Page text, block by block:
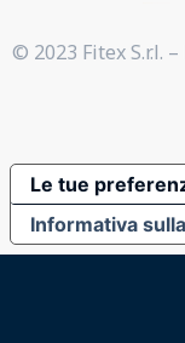
© 2023 Fitex S.r.l.
Informativa
Le tue